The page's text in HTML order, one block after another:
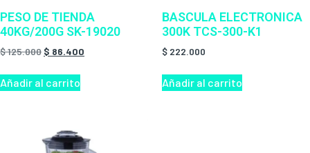
PESO DE TIENDA
40KG/200G SK-19020
$125.000 $ 86.400
Añadir al carrito
BASCULA ELECTRONICA
300K TCS-300-K1
$ 222.000
Añadir al carrito